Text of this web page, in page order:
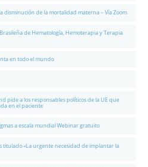
disminución de la mortalidad materna – Vía Zoom
de Hematología, Hemoterapia y Terapia
en todo el mundo
pide a los responsables políticos de la UE que
en el paciente
a escala mundial Webinar gratuito
titulado «La urgente necesidad de implantar la